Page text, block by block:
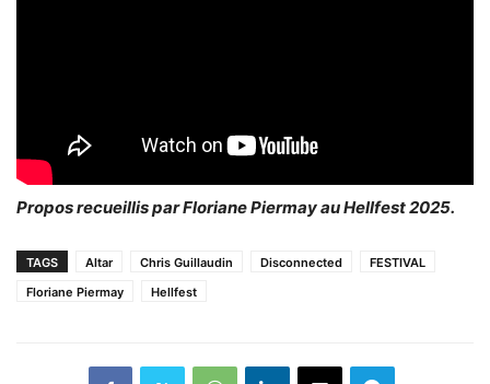
Propos recueillis par Floriane Piermay au Hellfest 2025.
TAGS Altar Chris Guillaudin Disconnected
FESTIVAL
Floriane Piermay
Hellfest